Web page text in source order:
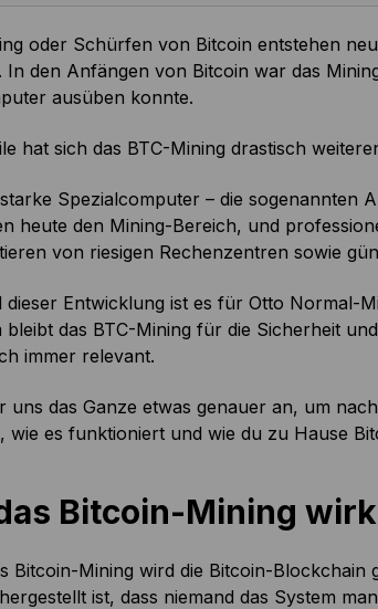
oder Schürfen von Bitcoin entstehen
In den Anfängen von Bitcoin war das
ausüben konnte.
hat sich das BTC-Mining drastisch
Spezialcomputer – die sogenannten
heute den Mining-Bereich, und
von riesigen Rechenzentren sowie
dieser Entwicklung ist es für Otto Normal-
bleibt das BTC-Mining für die Sicherheit
immer relevant.
uns das Ganze etwas genauer an, um
wie es funktioniert und wie du zu Hause
Bitcoin-Mining
Bitcoin-Mining wird die Bitcoin-
ist, dass niemand das System